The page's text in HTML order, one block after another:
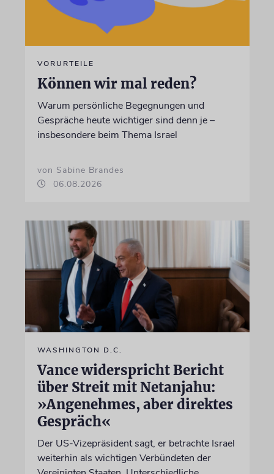
VORURTEILE
Können wir mal reden?
Warum persönliche Begegnungen und
Gespräche heute wichtiger sind denn je –
insbesondere beim Thema Israel
von Sabine Brandes
06.08.2026
WASHINGTON D.C.
Vance widerspricht Bericht
über Streit mit Netanjahu:
»Angenehmes, aber direktes
Gespräch«
Der US-Vizepräsident sagt, er betrachte Israel
weiterhin als wichtigen Verbündeten der